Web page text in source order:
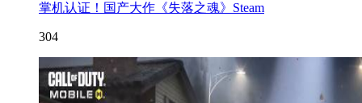
掌机认证！国产大作《失落之魂》Steam
304